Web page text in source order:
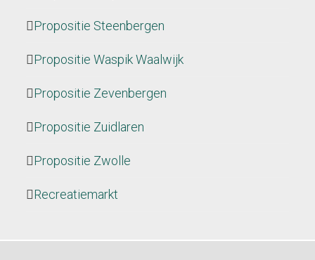
Propositie Steenbergen
Propositie Waspik Waalwijk
Propositie Zevenbergen
Propositie Zuidlaren
Propositie Zwolle
Recreatiemarkt